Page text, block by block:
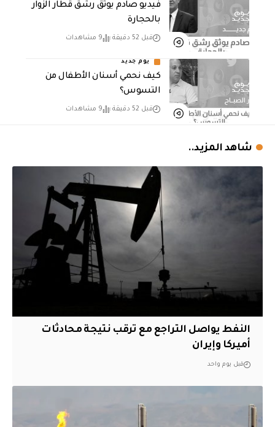
فيديو صادم يوثق رشق قطار الزوار
بالحجارة
قبل 52 دقيقة 9 مشاهدات
يوم جديد
كيف نحمي أسنان الأطفال من
التسوس؟
قبل 52 دقيقة 9 مشاهدات
شاهد المزيد..
النفط يواصل التراجع مع ترقب نتيجة محادثات
أميركا وإيران
قبل يوم واحد